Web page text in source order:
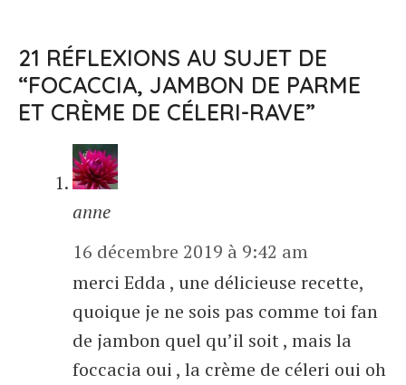
21 RÉFLEXIONS AU SUJET DE
“FOCACCIA, JAMBON DE PARME
ET CRÈME DE CÉLERI-RAVE”
anne
16 décembre 2019 à 9:42 am
merci Edda , une délicieuse recette,
quoique je ne sois pas comme toi fan
de jambon quel qu’il soit , mais la
foccacia oui , la crème de céleri oui oh